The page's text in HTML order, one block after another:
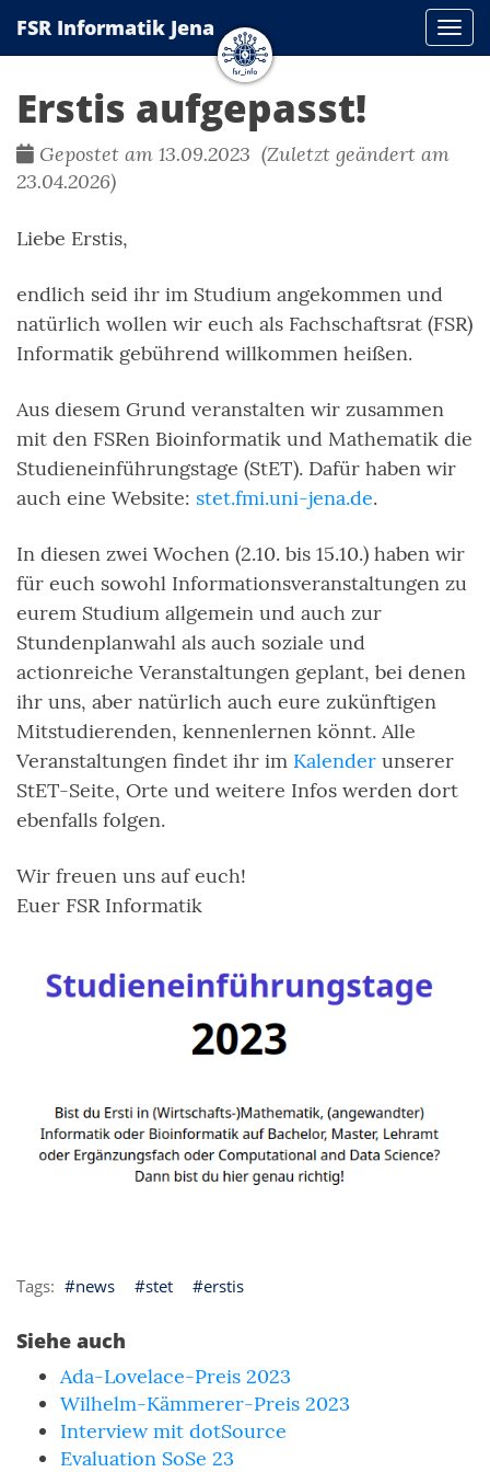
FSR Informatik Jena
Erstis aufgepasst!
Gepostet am 13.09.2023 (Zuletzt geändert am
23.04.2026)
Liebe Erstis,
endlich seid ihr im Studium angekommen und
natürlich wollen wir euch als Fachschaftsrat (FSR)
Informatik gebührend willkommen heißen.
Aus diesem Grund veranstalten wir zusammen
mit den FSRen Bioinformatik und Mathematik die
Studieneinführungstage (StET). Dafür haben wir
auch eine Website: stet.fmi.uni-jena.de.
In diesen zwei Wochen (2.10. bis 15.10.) haben wir
für euch sowohl Informationsveranstaltungen zu
eurem Studium allgemein und auch zur
Stundenplanwahl als auch soziale und
actionreiche Veranstaltungen geplant, bei denen
ihr uns, aber natürlich auch eure zukünftigen
Mitstudierenden, kennenlernen könnt. Alle
Veranstaltungen findet ihr im Kalender unserer
StET-Seite, Orte und weitere Infos werden dort
ebenfalls folgen.
Wir freuen uns auf euch!
Euer FSR Informatik
news stet erstis
Siehe auch
Ada-Lovelace-Preis 2023
Wilhelm-Kämmerer-Preis 2023
Interview mit dotSource
Evaluation SoSe 23